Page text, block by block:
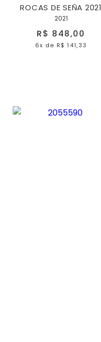
ROCAS DE SEÑA 2021
2021
R$ 848,00
6x de R$ 141,33